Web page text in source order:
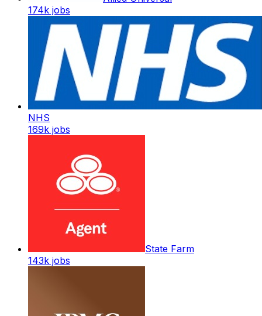
174k jobs
NHS
169k jobs
State Farm
143k jobs